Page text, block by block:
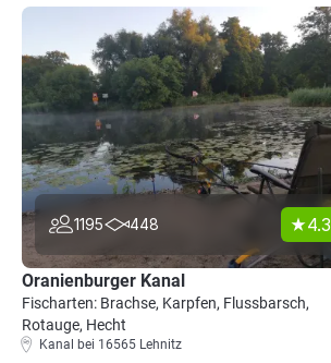
1195 448 4.3
Oranienburger Kanal
Fischarten: Brachse, Karpfen, Flussbarsch,
Rotauge, Hecht
Kanal bei 16565 Lehnitz